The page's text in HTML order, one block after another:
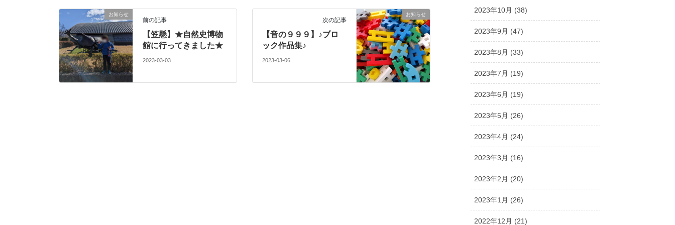
お知らせ
前の記事
【笠懸】★自然史博物
館に行ってきました★
2023-03-03
お知らせ
次の記事
【音の９９９】♪ブロ
ック作品集♪
2023-03-06
2023年10月 (38)
2023年9月 (47)
2023年8月 (33)
2023年7月 (19)
2023年6月 (19)
2023年5月 (26)
2023年4月 (24)
2023年3月 (16)
2023年2月 (20)
2023年1月 (26)
2022年12月 (21)